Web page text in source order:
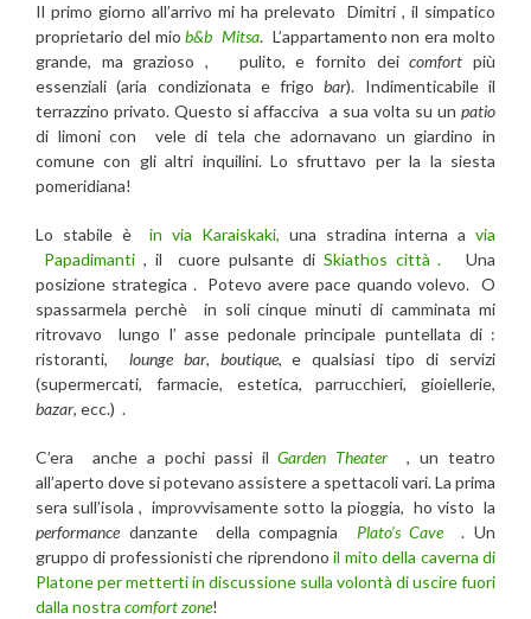
Il primo giorno all’arrivo mi ha prelevato Dimitri , il simpatico
proprietario del miob&b Mitsa. L’appartamento non era molto
grande, ma grazioso , pulito, e fornito deicomfort più
essenziali (aria condizionata e frigobar). Indimenticabile il
terrazzino privato. Questo si affacciva a sua volta su un patio
di limoni con vele di tela che adornavano un giardino in
comune con gli altri inquilini. Lo sfruttavo per la la siesta
pomeridiana!
Lo stabile èin via Karaiskaki, una stradina interna a via
Papadimanti, il cuore pulsante di Skiathos città .
Una
posizione strategica . Potevo avere pace quando volevo. O
spassarmela perchè in soli cinque minuti di camminata mi
ritrovavo lungo l’ asse pedonale principale puntellata di :
ristoranti, lounge bar, boutique, e qualsiasi tipo di servizi
(supermercati, farmacie, estetica, parrucchieri, gioiellerie,
bazar, ecc.) .
C’era anche a pochi passi ilGarden Theater
, un teatro
all’aperto dove si potevano assistere a spettacoli vari. La prima
sera sull’isola , improvvisamente sotto la pioggia, ho visto la
performance danzante della compagnia Plato’s Cave
. Un
gruppo di professionisti che riprendonoil mito della caverna di
Platone per metterti in discussione sulla volontà di uscire fuori
dalla nostra comfort zone!